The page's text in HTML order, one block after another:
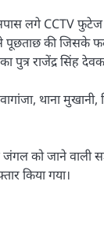
लगे CCTV
पूछताछ की जिसके
पुत्र राजेंद्र सिंह
थाना मुखानी,
को जाने वाली
किया गया।